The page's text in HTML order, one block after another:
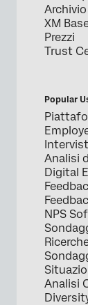
XM
Prezzi
Trust
Popular
Analisi
Digital
NPS
Analisi